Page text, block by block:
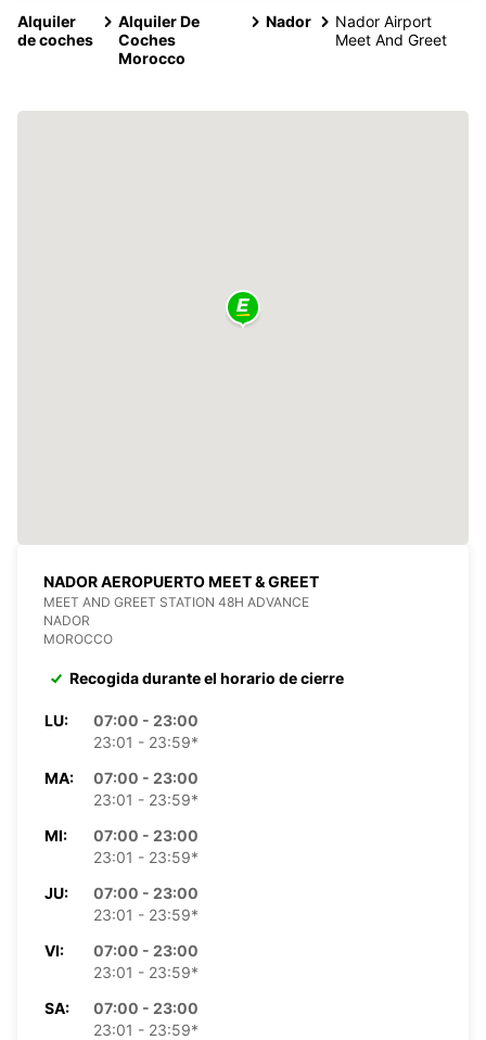
Alquiler
de coches
Alquiler De
Coches
Morocco
Nador
Nador Airport
Meet And Greet
NADOR AEROPUERTO MEET & GREET
MEET AND GREET STATION 48H ADVANCE
NADOR
MOROCCO
Recogida durante el horario de cierre
LU:
07:00 - 23:00
23:01 - 23:59*
MA:
07:00 - 23:00
23:01 - 23:59*
MI:
07:00 - 23:00
23:01 - 23:59*
JU:
07:00 - 23:00
23:01 - 23:59*
VI:
07:00 - 23:00
23:01 - 23:59*
SA:
07:00 - 23:00
23:01 - 23:59*